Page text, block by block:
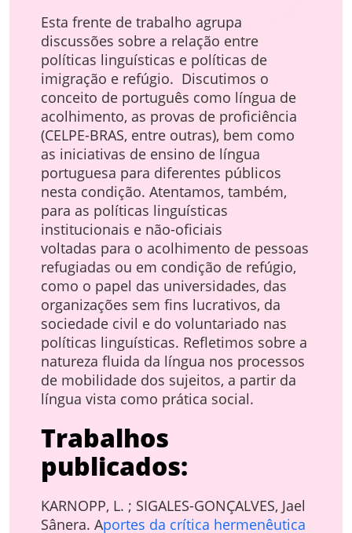
Esta frente de trabalho agrupa
discussões sobre a relação entre
políticas linguísticas e políticas de
imigração e refúgio. Discutimos o
conceito de português como língua de
acolhimento, as provas de proficiência
(CELPE-BRAS, entre outras), bem como
as iniciativas de ensino de língua
portuguesa para diferentes públicos
nesta condição. Atentamos, também,
para as políticas linguísticas
institucionais e não-oficiais
voltadas para o acolhimento de pessoas
refugiadas ou em condição de refúgio,
como o papel das universidades, das
organizações sem fins lucrativos, da
sociedade civil e do voluntariado nas
políticas linguísticas. Refletimos sobre a
natureza fluida da língua nos processos
de mobilidade dos sujeitos, a partir da
língua vista como prática social.
Trabalhos
publicados:
KARNOPP, L. ; SIGALES-GONÇALVES, Jael
Sânera. Aportes da crítica hermenêutica